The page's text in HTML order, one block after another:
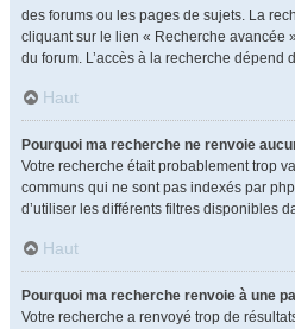
des forums ou les pages de sujets. La
cliquant sur le lien « Recherche avancée
du forum. L’accès à la recherche dépend
Haut
Pourquoi ma recherche ne renvoie
Votre recherche était probablement trop
communs qui ne sont pas indexés par
d’utiliser les différents filtres disponibles
Haut
Pourquoi ma recherche renvoie à une
Votre recherche a renvoyé trop de